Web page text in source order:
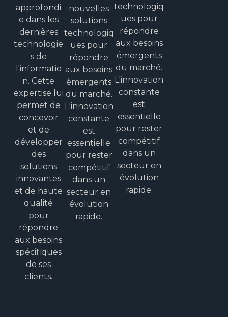
approfondi
e dans les
dernières
technologie
s de
l'informatio
n. Cette
expertise lui
permet de
concevoir
et de
développer
des
solutions
innovantes
et de haute
qualité
pour
répondre
aux besoins
spécifiques
de ses
clients.
nouvelles
solutions
technologiq
ues pour
répondre
aux besoins
émergents
du marché.
L'innovation
constante
est
essentielle
pour rester
compétitif
dans un
secteur en
évolution
rapide.
technologiq
ues pour
répondre
aux besoins
émergents
du marché.
L'innovation
constante
est
essentielle
pour rester
compétitif
dans un
secteur en
évolution
rapide.